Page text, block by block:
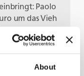
About
Paolo
um das Vieh
der
das
Engagement